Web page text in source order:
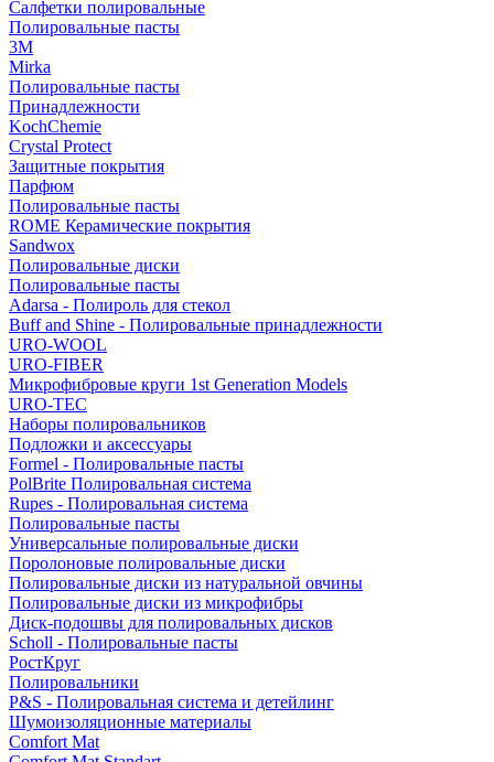
Салфетки полировальные
Полировальные пасты
3М
Mirka
Полировальные пасты
Принадлежности
KochChemie
Crystal Protect
Защитные покрытия
Парфюм
Полировальные пасты
ROME Керамические покрытия
Sandwox
Полировальные диски
Полировальные пасты
Adarsa - Полироль для стекол
Buff and Shine - Полировальные принадлежности
URO-WOOL
URO-FIBER
Микрофибровые круги 1st Generation Models
URO-TEC
Наборы полировальников
Подложки и аксессуары
Formel - Полировальные пасты
PolBrite Полировальная система
Rupes - Полировальная система
Полировальные пасты
Универсальные полировальные диски
Поролоновые полировальные диски
Полировальные диски из натуральной овчины
Полировальные диски из микрофибры
Диск-подошвы для полировальных дисков
Scholl - Полировальные пасты
РостКруг
Полировальники
P&S - Полировальная система и детейлинг
Шумоизоляционные материалы
Comfort Mat